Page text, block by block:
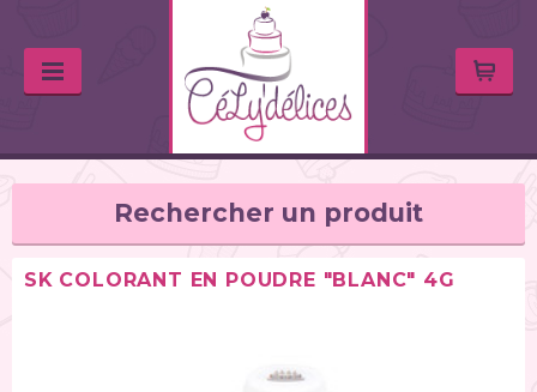
Rechercher un produit
SK COLORANT EN POUDRE "BLANC" 4G